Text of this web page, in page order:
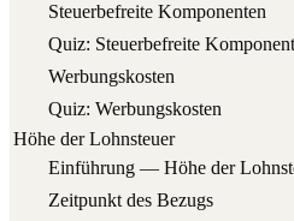
Steu­er­be­frei­te Komponenten
Quiz: Steu­er­be­frei­te
Wer­bungs­kos­ten
Quiz: Wer­bungs­kos­ten
Höhe der Lohnsteuer
Ein­füh­rung — Höhe der
Zeit­punkt des Bezugs